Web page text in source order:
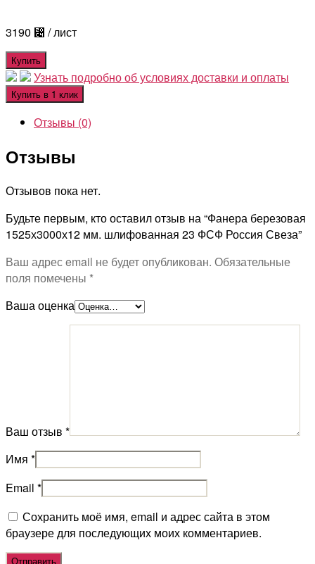
3190 ⃄ / лист
Купить
Узнать подробно об условиях доставки и оплаты
Купить в 1 клик
Отзывы (0)
Отзывы
Отзывов пока нет.
Будьте первым, кто оставил отзыв на “Фанера березовая
1525х3000х12 мм. шлифованная 23 ФСФ Россия Свеза”
Ваш адрес email не будет опубликован. Обязательные
поля помечены *
Ваша оценка
Ваш отзыв *
Имя *
Email *
Сохранить моё имя, email и адрес сайта в этом
браузере для последующих моих комментариев.